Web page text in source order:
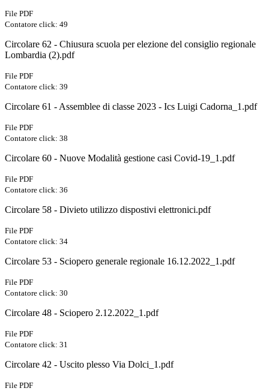
File PDF
Contatore click: 49
Circolare 62 - Chiusura scuola per elezione del consiglio regionale
Lombardia (2).pdf
File PDF
Contatore click: 39
Circolare 61 - Assemblee di classe 2023 - Ics Luigi Cadorna_1.pdf
File PDF
Contatore click: 38
Circolare 60 - Nuove Modalità gestione casi Covid-19_1.pdf
File PDF
Contatore click: 36
Circolare 58 - Divieto utilizzo dispostivi elettronici.pdf
File PDF
Contatore click: 34
Circolare 53 - Sciopero generale regionale 16.12.2022_1.pdf
File PDF
Contatore click: 30
Circolare 48 - Sciopero 2.12.2022_1.pdf
File PDF
Contatore click: 31
Circolare 42 - Uscito plesso Via Dolci_1.pdf
File PDF